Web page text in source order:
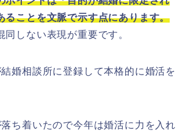
ることを文脈で示す点にあります。
同しない表現が重要です。
結婚相談所に登録して本格的に婚活を
落ち着いたので今年は婚活に力を入れ